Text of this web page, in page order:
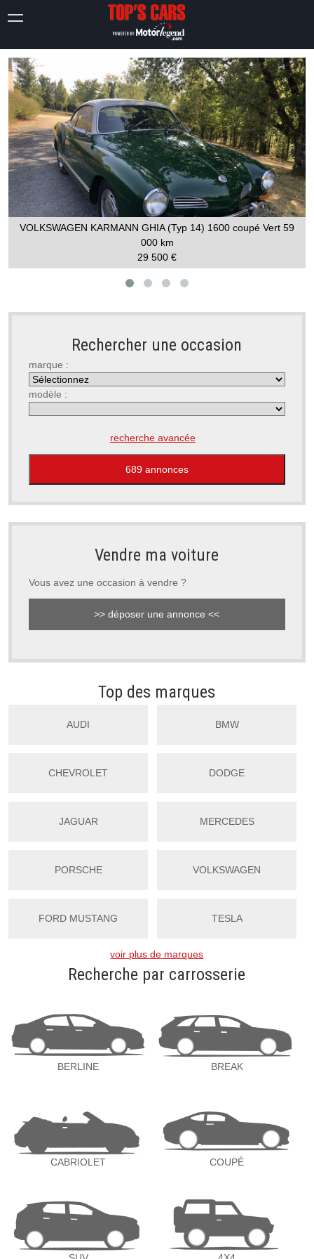
VOLKSWAGEN KARMANN GHIA (Typ 14) 1600 coupé Vert 59
000 km
29 500 €
Rechercher une occasion
marque :
modèle :
recherche avancée
Vendre ma voiture
Vous avez une occasion à vendre ?
>> déposer une annonce <<
Top des marques
AUDI BMW
CHEVROLET DODGE
JAGUAR MERCEDES
PORSCHE VOLKSWAGEN
FORD MUSTANG TESLA
voir plus de marques
Recherche par carrosserie
BERLINE BREAK
CABRIOLET COUPÉ